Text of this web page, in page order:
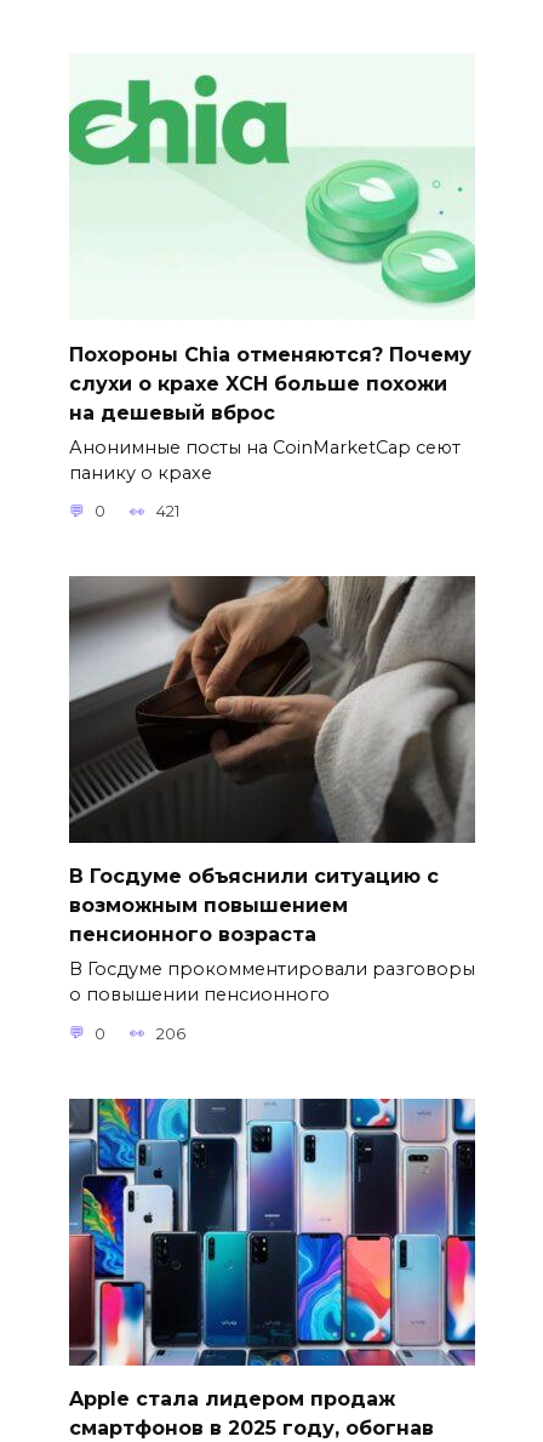
Похороны Chia отменяются? Почему
слухи о крахе XCH больше похожи
на дешевый вброс
Анонимные посты на CoinMarketCap сеют
панику о крахе
0 421
В Госдуме объяснили ситуацию с
возможным повышением
пенсионного возраста
В Госдуме прокомментировали разговоры
о повышении пенсионного
0 206
Apple стала лидером продаж
смартфонов в 2025 году, обогнав